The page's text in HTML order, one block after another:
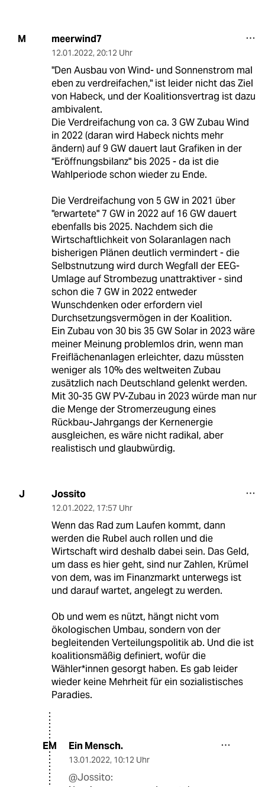
M meerwind7
12.01.2022, 20:12 Uhr
"Den Ausbau von Wind- und Sonnenstrom mal
eben zu verdreifachen," ist leider nicht das Ziel
von Habeck, und der Koalitionsvertrag ist dazu
ambivalent.
Die Verdreifachung von ca. 3 GW Zubau Wind
in 2022 (daran wird Habeck nichts mehr
ändern) auf 9 GW dauert laut Grafiken in der
"Eröffnungsbilanz" bis 2025 - da ist die
Wahlperiode schon wieder zu Ende.
Die Verdreifachung von 5 GW in 2021 über
"erwartete" 7 GW in 2022 auf 16 GW dauert
ebenfalls bis 2025. Nachdem sich die
Wirtschaftlichkeit von Solaranlagen nach
bisherigen Plänen deutlich vermindert - die
Selbstnutzung wird durch Wegfall der EEG-
Umlage auf Strombezug unattraktiver - sind
schon die 7 GW in 2022 entweder
Wunschdenken oder erfordern viel
Durchsetzungsvermögen in der Koalition.
Ein Zubau von 30 bis 35 GW Solar in 2023 wäre
meiner Meinung problemlos drin, wenn man
Freiflächenanlagen erleichter, dazu müssten
weniger als 10% des weltweiten Zubau
zusätzlich nach Deutschland gelenkt werden.
Mit 30-35 GW PV-Zubau in 2023 würde man nur
die Menge der Stromerzeugung eines
Rückbau-Jahrgangs der Kernenergie
ausgleichen, es wäre nicht radikal, aber
realistisch und glaubwürdig.
J Jossito
12.01.2022, 17:57 Uhr
Wenn das Rad zum Laufen kommt, dann
werden die Rubel auch rollen und die
Wirtschaft wird deshalb dabei sein. Das Geld,
um dass es hier geht, sind nur Zahlen, Krümel
von dem, was im Finanzmarkt unterwegs ist
und darauf wartet, angelegt zu werden.
Ob und wem es nützt, hängt nicht vom
ökologischen Umbau, sondern von der
begleitenden Verteilungspolitik ab. Und die ist
koalitionsmäßig definiert, wofür die
Wähler*innen gesorgt haben. Es gab leider
wieder keine Mehrheit für ein sozialistisches
Paradies.
EM Ein Mensch.
13.01.2022, 10:12 Uhr
@Jossito: